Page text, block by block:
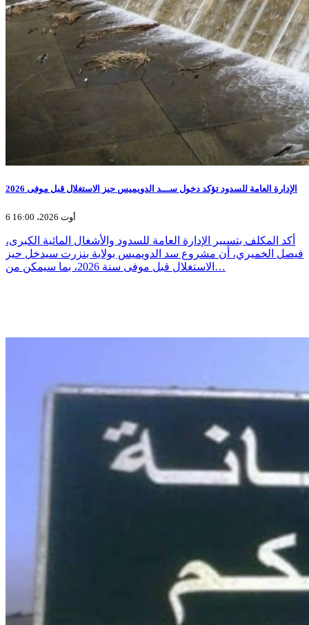
الإدارة العامة للسدود تؤكد دخول ســـد الدويميس حيز الاستغلال قبل موفى 2026
6 أوت 2026، 16:00
أكد المكلف بتسيير الإدارة العامة للسدود والأشغال المائية الكبرى،
فيصل الخميري، أن مشروع سد الدويميس بولاية بنزرت سيدخل حيز
الاستغلال قبل موفى سنة 2026، بما سيمكن من…